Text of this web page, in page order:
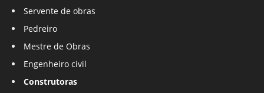
Servente de obras
Pedreiro
Mestre de Obras
Engenheiro civil
Construtoras